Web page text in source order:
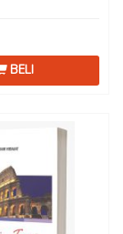
BELI